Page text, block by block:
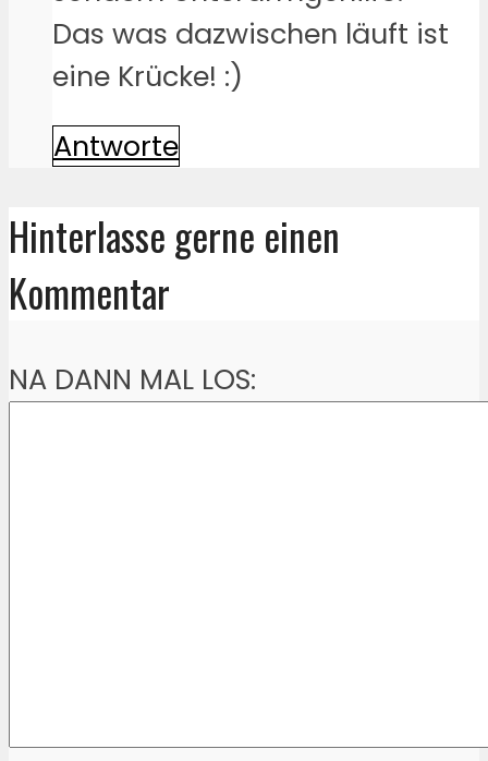
Das was dazwischen läuft ist
eine Krücke! :)
Antworte
Hinterlasse gerne einen
Kommentar
NA DANN MAL LOS: